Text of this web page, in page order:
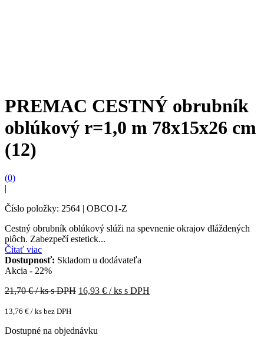
PREMAC CESTNÝ obrubník
oblúkový r=1,0 m 78x15x26 cm
(12)
(0)
|
Číslo položky: 2564 | OBCO1-Z
Cestný obrubník oblúkový slúži na spevnenie okrajov dláždených
plôch. Zabezpečí estetick...
Čítať viac
Dostupnosť: Skladom u dodávateľa
Akcia - 22%
21,70€ / ks s DPH 16,93 € / ks s DPH
13,76 € / ks bez DPH
Dostupné na objednávku